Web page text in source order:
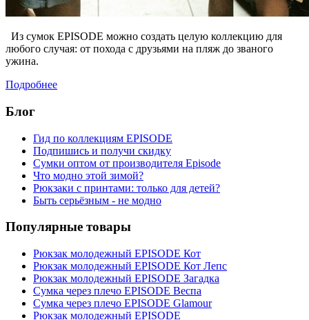
Из сумок EPISODE можно создать целую коллекцию для
любого случая: от похода с друзьями на пляж до званого
ужина.
Подробнее
Блог
Гид по коллекциям EPISODE
Подпишись и получи скидку
Сумки оптом от производителя Episode
Что модно этой зимой?
Рюкзаки с принтами: только для детей?
Быть серьёзным - не модно
Популярные товары
Рюкзак молодежный EPISODE Кот
Рюкзак молодежный EPISODE Кот Лепс
Рюкзак молодежный EPISODE Загадка
Сумка через плечо EPISODE Веспа
Сумка через плечо EPISODE Glamour
Рюкзак молодежный EPISODE